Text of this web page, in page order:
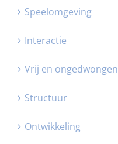
Speelomgeving
Interactie
Vrij en ongedwongen
Structuur
Ontwikkeling